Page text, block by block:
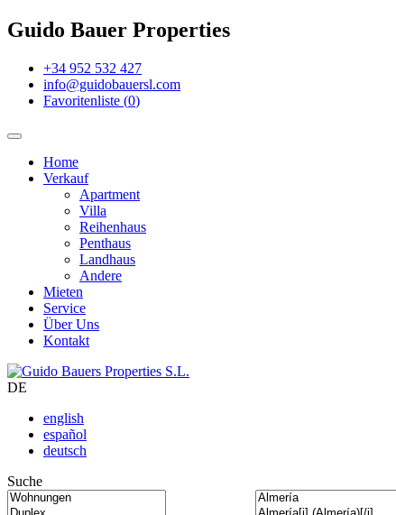
Guido Bauer Properties
+34 952 532 427
info@guidobauersl.com
Favoritenliste (0)
Home
Verkauf
Apartment
Villa
Reihenhaus
Penthaus
Landhaus
Andere
Mieten
Service
Über Uns
Kontakt
DE
english
español
deutsch
Suche